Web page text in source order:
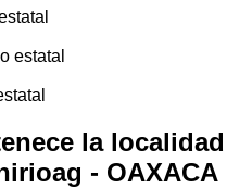
estatal
la localidad
- OAXACA